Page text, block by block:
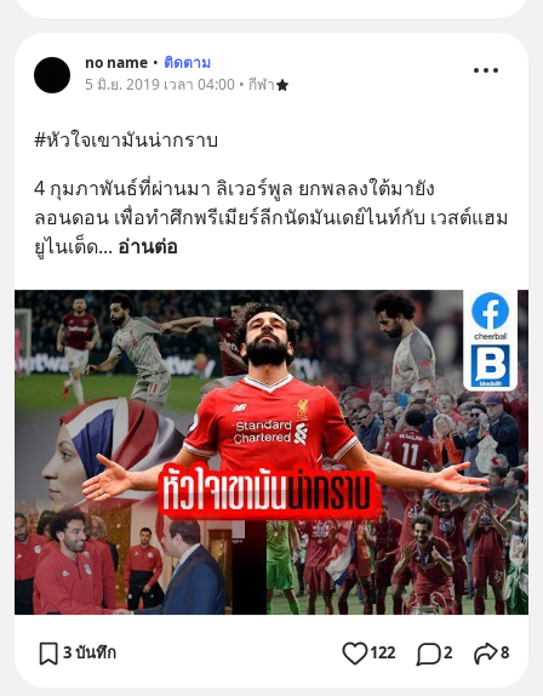
no name • ติดตาม
5 มิ.ย. 2019 เวลา 04:00 • กีฬา
#หัวใจเขามันน่ากราบ
4 กุมภาพันธ์ที่ผ่านมา ลิเวอร์พูล ยกพลลงใต้มายัง
ลอนดอน เพื่อทำศึกพรีเมียร์ลีกนัดมันเดย์ไนท์กับ เวสต์แฮม
ยูไนเต็ด... อ่านต่อ
3 บันทึก 122 2 8